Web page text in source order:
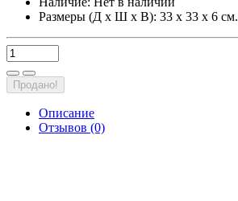
Размеры (Д х Ш х В): 33 х 33 х 6 см.
Продано!
Описание
Отзывов (0)